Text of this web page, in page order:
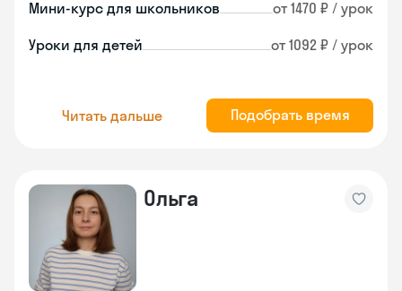
Мини-курс для школьников от 1470 ₽ / урок
Уроки для детей от 1092 ₽ / урок
Читать дальше Подобрать время
Ольга